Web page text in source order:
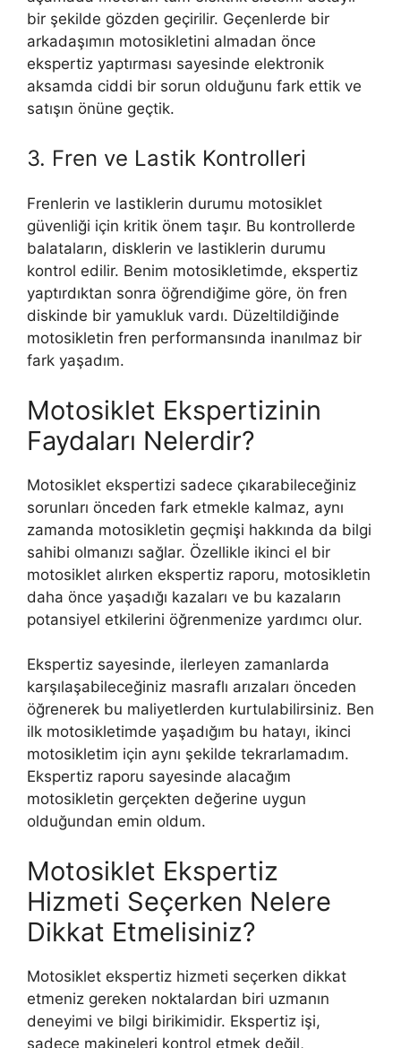
bir şekilde gözden geçirilir. Geçenlerde bir
arkadaşımın motosikletini almadan önce
ekspertiz yaptırması sayesinde elektronik
aksamda ciddi bir sorun olduğunu fark ettik ve
satışın önüne geçtik.
3. Fren ve Lastik Kontrolleri
Frenlerin ve lastiklerin durumu motosiklet
güvenliği için kritik önem taşır. Bu kontrollerde
balataların, disklerin ve lastiklerin durumu
kontrol edilir. Benim motosikletimde, ekspertiz
yaptırdıktan sonra öğrendiğime göre, ön fren
diskinde bir yamukluk vardı. Düzeltildiğinde
motosikletin fren performansında inanılmaz bir
fark yaşadım.
Motosiklet Ekspertizinin
Faydaları Nelerdir?
Motosiklet ekspertizi sadece çıkarabileceğiniz
sorunları önceden fark etmekle kalmaz, aynı
zamanda motosikletin geçmişi hakkında da bilgi
sahibi olmanızı sağlar. Özellikle ikinci el bir
motosiklet alırken ekspertiz raporu, motosikletin
daha önce yaşadığı kazaları ve bu kazaların
potansiyel etkilerini öğrenmenize yardımcı olur.
Ekspertiz sayesinde, ilerleyen zamanlarda
karşılaşabileceğiniz masraflı arızaları önceden
öğrenerek bu maliyetlerden kurtulabilirsiniz. Ben
ilk motosikletimde yaşadığım bu hatayı, ikinci
motosikletim için aynı şekilde tekrarlamadım.
Ekspertiz raporu sayesinde alacağım
motosikletin gerçekten değerine uygun
olduğundan emin oldum.
Motosiklet Ekspertiz
Hizmeti Seçerken Nelere
Dikkat Etmelisiniz?
Motosiklet ekspertiz hizmeti seçerken dikkat
etmeniz gereken noktalardan biri uzmanın
deneyimi ve bilgi birikimidir. Ekspertiz işi,
sadece makineleri kontrol etmek değil,